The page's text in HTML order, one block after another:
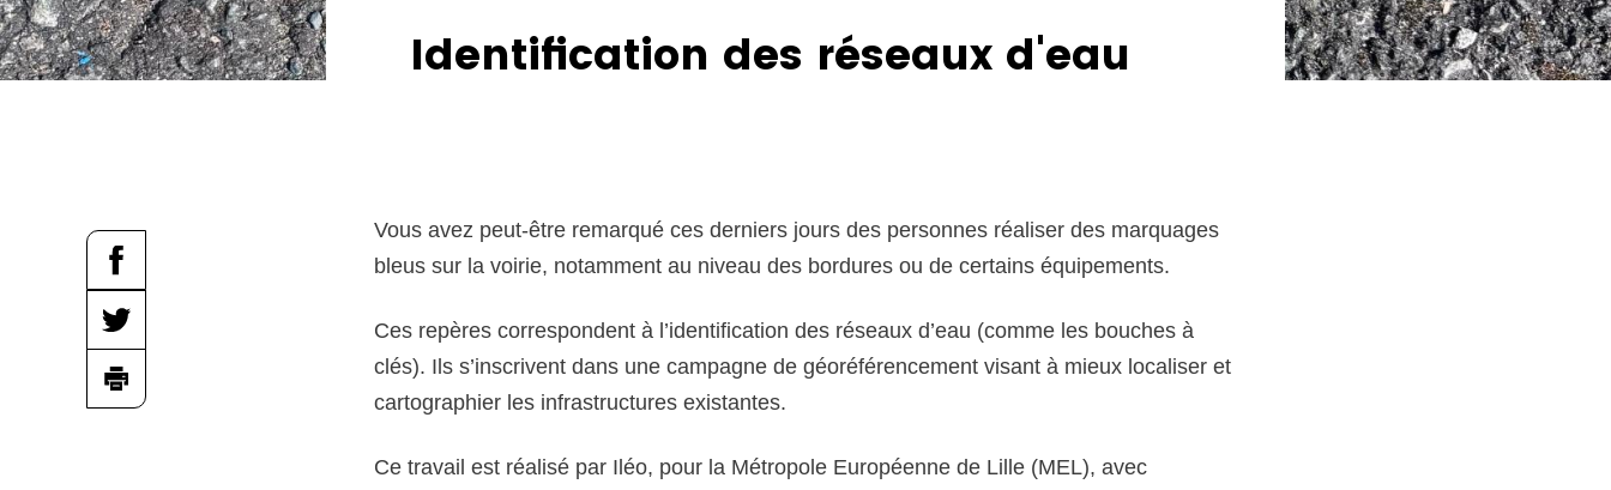
c
é
Identification des réseaux d'eau
Vous avez peut-être remarqué ces derniers jours des personnes réaliser des marquages
bleus sur la voirie, notamment au niveau des bordures ou de certains équipements.
Ces repères correspondent à l’identification des réseaux d’eau (comme les bouches à
clés). Ils s’inscrivent dans une campagne de géoréférencement visant à mieux localiser et
cartographier les infrastructures existantes.
Ce travail est réalisé par Iléo, pour la Métropole Européenne de Lille (MEL), avec